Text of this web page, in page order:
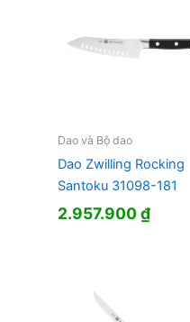
Dao và Bộ dao
Dao Zwilling Rocking
Santoku 31098-181
2.957.900₫